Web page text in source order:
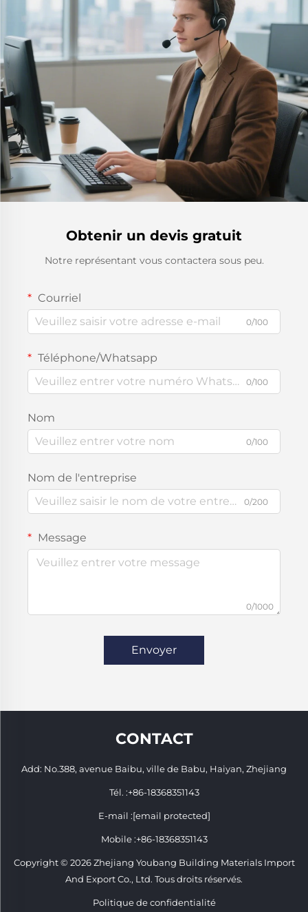
Obtenir un devis gratuit
Notre représentant vous contactera sous peu.
Courriel
0/100
Téléphone/Whatsapp
0/100
Nom
0/100
Nom de l'entreprise
0/200
Message
0/1000
Envoyer
CONTACT
Add: No.388, avenue Baibu, ville de Babu, Haiyan, Zhejiang
Tél. :+86-18368351143
E-mail :[email protected]
Mobile :+86-18368351143
Copyright © 2026 Zhejiang Youbang Building Materials Import
And Export Co., Ltd. Tous droits réservés.
Politique de confidentialité